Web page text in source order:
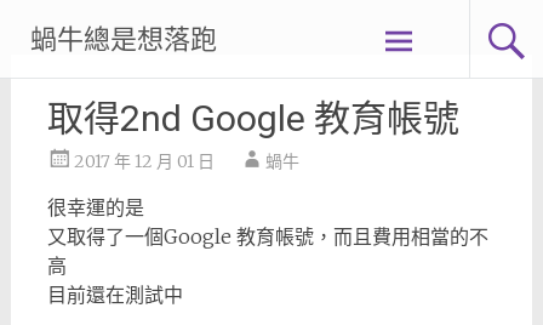
content
蝸牛總是想落跑
取得2nd Google 教育帳號
2017 年 12 月 01 日 蝸牛
很幸運的是
又取得了一個Google 教育帳號，而且費用相當的不
高
目前還在測試中